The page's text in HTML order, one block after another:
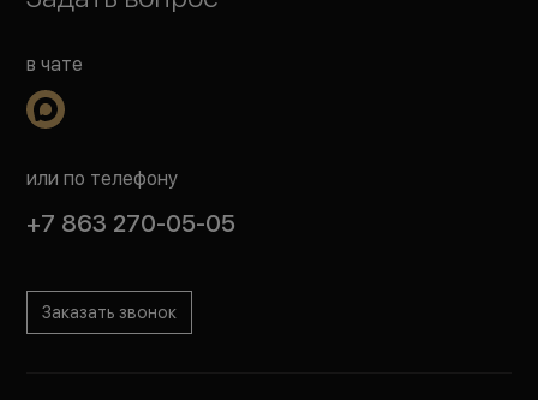
в чате
или по телефону
+7 863 270-05-05
Заказать звонок